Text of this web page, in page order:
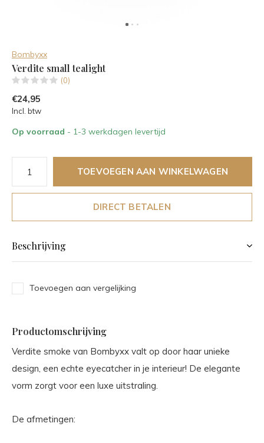
Bombyxx
Verdite small tealight
(0)
€24,95
Incl. btw
Op voorraad - 1-3 werkdagen levertijd
TOEVOEGEN AAN WINKELWAGEN
DIRECT BETALEN
Beschrijving
Toevoegen aan vergelijking
Productomschrijving
Verdite smoke van Bombyxx valt op door haar unieke
design, een echte eyecatcher in je interieur! De elegante
vorm zorgt voor een luxe uitstraling.
De afmetingen: